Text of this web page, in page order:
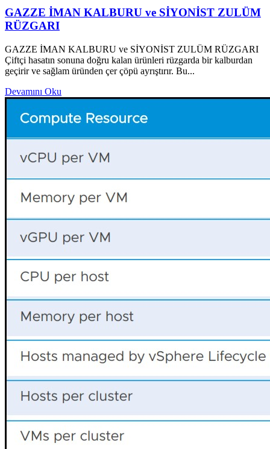
GAZZE İMAN KALBURU ve SİYONİST ZULÜM
RÜZGARI
GAZZE İMAN KALBURU ve SİYONİST ZULÜM RÜZGARI
Çiftçi hasatın sonuna doğru kalan ürünleri rüzgarda bir kalburdan
geçirir ve sağlam üründen çer çöpü ayrıştırır. Bu...
Devamını Oku